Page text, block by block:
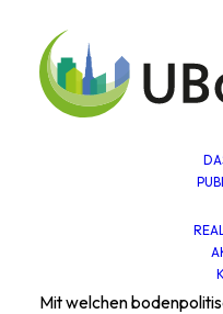
Aktive Ulmer
Sieben wirkungsvolle
Mit welchen